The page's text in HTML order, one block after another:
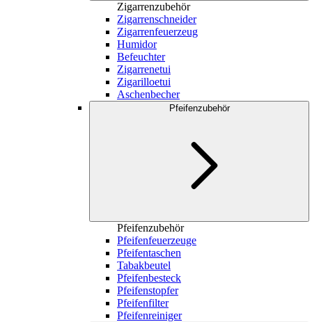
Zigarrenzubehör
Zigarrenschneider
Zigarrenfeuerzeug
Humidor
Befeuchter
Zigarrenetui
Zigarilloetui
Aschenbecher
Pfeifenzubehör
Pfeifenzubehör
Pfeifenfeuerzeuge
Pfeifentaschen
Tabakbeutel
Pfeifenbesteck
Pfeifenstopfer
Pfeifenfilter
Pfeifenreiniger